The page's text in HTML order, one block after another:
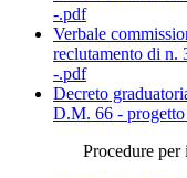
-.pdf
Verbale
reclutamento di n.
-.pdf
Decreto
D.M. 66 -
Procedure